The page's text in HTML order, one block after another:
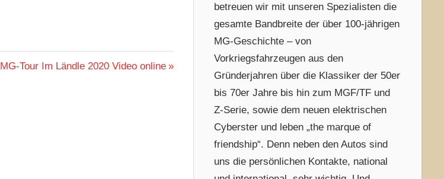
Nächster
MG-Tour Im Ländle 2020 Video online
betreuen wir mit unseren Spezialisten die
gesamte Bandbreite der über 100-jährigen
MG-Geschichte – von
Vorkriegsfahrzeugen aus den
Gründerjahren über die Klassiker der 50er
bis 70er Jahre bis hin zum MGF/TF und
Z-Serie, sowie dem neuen elektrischen
Cyberster und leben „the marque of
friendship“. Denn neben den Autos sind
uns die persönlichen Kontakte, national